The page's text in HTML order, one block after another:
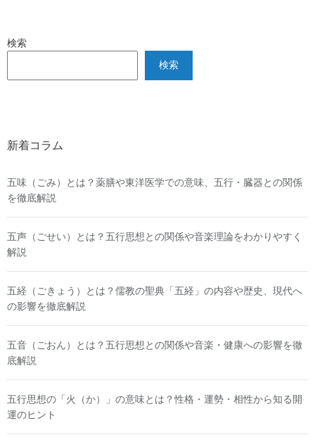
検索
検索
新着コラム
五味（ごみ）とは？薬膳や東洋医学での意味、五行・臓器との関係
を徹底解説
五声（ごせい）とは？五行思想との関係や音楽理論をわかりやすく
解説
五経（ごきょう）とは？儒教の聖典「五経」の内容や歴史、現代へ
の影響を徹底解説
五音（ごおん）とは？五行思想との関係や音楽・健康への影響を徹
底解説
五行思想の「火（か）」の意味とは？性格・運勢・相性から知る開
運のヒント